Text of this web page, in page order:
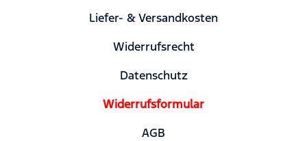
Liefer- & Versandkosten
Widerrufsrecht
Datenschutz
Widerrufsformular
AGB